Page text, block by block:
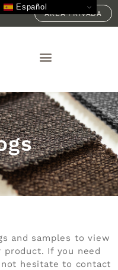
ÁREA PRIVADA
and samples to view
If you need
hesitate to contact
Español